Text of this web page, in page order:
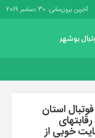
آخرین بروزرسانی: 30 دسامبر 2019
استان
خوبی از